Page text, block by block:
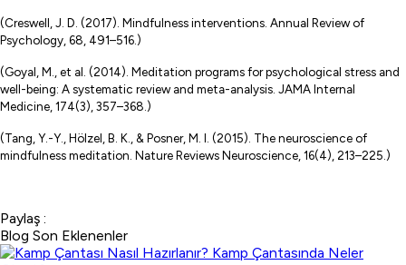
(Creswell, J. D. (2017). Mindfulness interventions. Annual Review of
Psychology, 68, 491–516.)
(Goyal, M., et al. (2014). Meditation programs for psychological stress and
well-being: A systematic review and meta-analysis. JAMA Internal
Medicine, 174(3), 357–368.)
(Tang, Y.-Y., Hölzel, B. K., & Posner, M. I. (2015). The neuroscience of
mindfulness meditation. Nature Reviews Neuroscience, 16(4), 213–225.)
Paylaş :
Blog Son Eklenenler